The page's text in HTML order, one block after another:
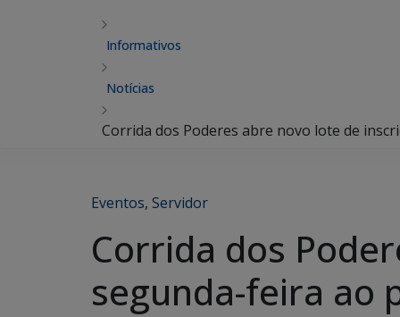
Informativos
Notícias
Corrida dos Poderes abre novo lote de
Eventos, Servidor
Corrida dos
segunda-feira ao